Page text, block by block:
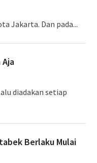
Jakarta. Dan pada...
diadakan setiap
Berlaku Mulai